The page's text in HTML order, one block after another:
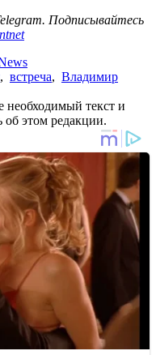
Подписывайтесь
, встреча, Владимир
необходимый текст и
этом редакции.